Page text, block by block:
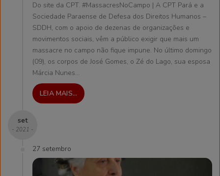
Do site da CPT. #MassacresNoCampo | A CPT Pará e a
Sociedade Paraense de Defesa dos Direitos Humanos –
SDDH, com o apoio de dezenas de organizações e
movimentos sociais, vêm a público exigir que mais um
massacre no campo não fique impune. No último domingo
(09), os corpos de José Gomes, o Zé do Lago, sua esposa
Márcia Nunes…
LEIA MAIS...
set
- 2021 -
27 setembro